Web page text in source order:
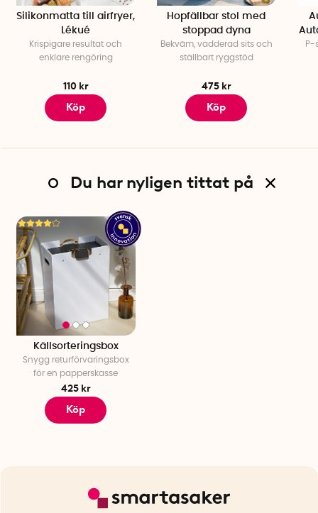
Silikonmatta till airfryer,
Lékué
Krispigare resultat och
enklare rengöring
110 kr
Köp
Hopfällbar stol med
stoppad dyna
Bekväm, vadderad sits och
ställbart ryggstöd
475 kr
Köp
P-
Du har nyligen tittat på
Källsorteringsbox
Snygg returförvaringsbox
för en papperskasse
425 kr
Köp